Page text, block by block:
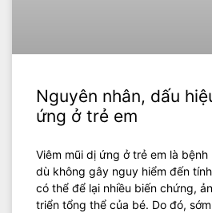
Nguyên nhân, dấu
ứng ở trẻ em
Viêm mũi dị ứng ở trẻ em là
dù không gây nguy hiểm đến
có thể để lại nhiều biến chứng,
triển tổng thể của bé. Do đó,